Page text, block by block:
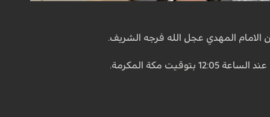
المهدي عجل الله فرجه الشريف.